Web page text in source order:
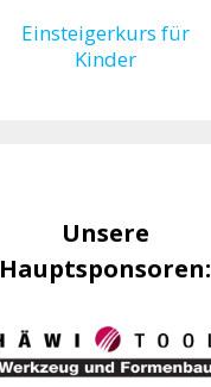
Einsteigerkurs für
Kinder
Unsere
Hauptsponsoren: